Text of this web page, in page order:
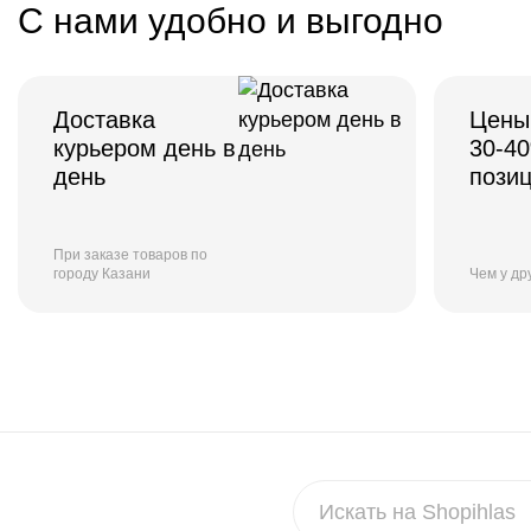
С нами удобно и выгодно
Доставка
курьером день в
день
При заказе товаров по
городу Казани
30-
Чем у